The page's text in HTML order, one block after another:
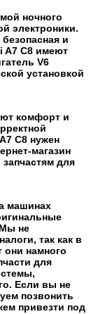
ночного
электроники.
и
A7 C8 имеют
V6
установкой
комфорт и
C8 нужен
магазин
для
машинах
Мы не
так как в
они намного
для
Если вы не
позвонить
привезти под